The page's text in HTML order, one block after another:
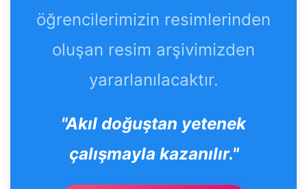
öğrencilerimizin resimlerinden
oluşan resim arşivimizden
yararlanılacaktır.
"Akıl doğuştan yetenek
çalışmayla kazanılır."